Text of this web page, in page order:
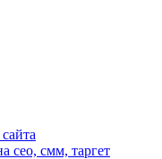
сео, смм, таргет